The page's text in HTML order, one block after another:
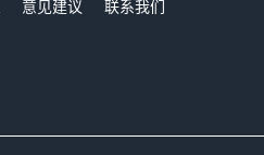
意见建议 联系我们